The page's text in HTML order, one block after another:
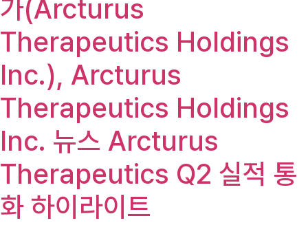
가(Arcturus
Therapeutics Holdings
Inc.), Arcturus
Therapeutics Holdings
Inc. 뉴스 Arcturus
Therapeutics Q2 실적 통
화 하이라이트